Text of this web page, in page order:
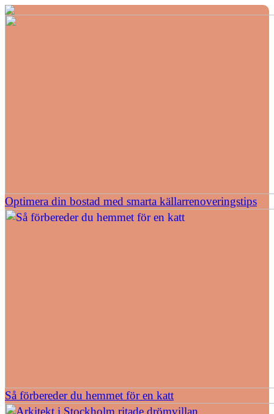
Optimera din bostad med smarta källarrenoveringstips
Så förbereder du hemmet för en katt